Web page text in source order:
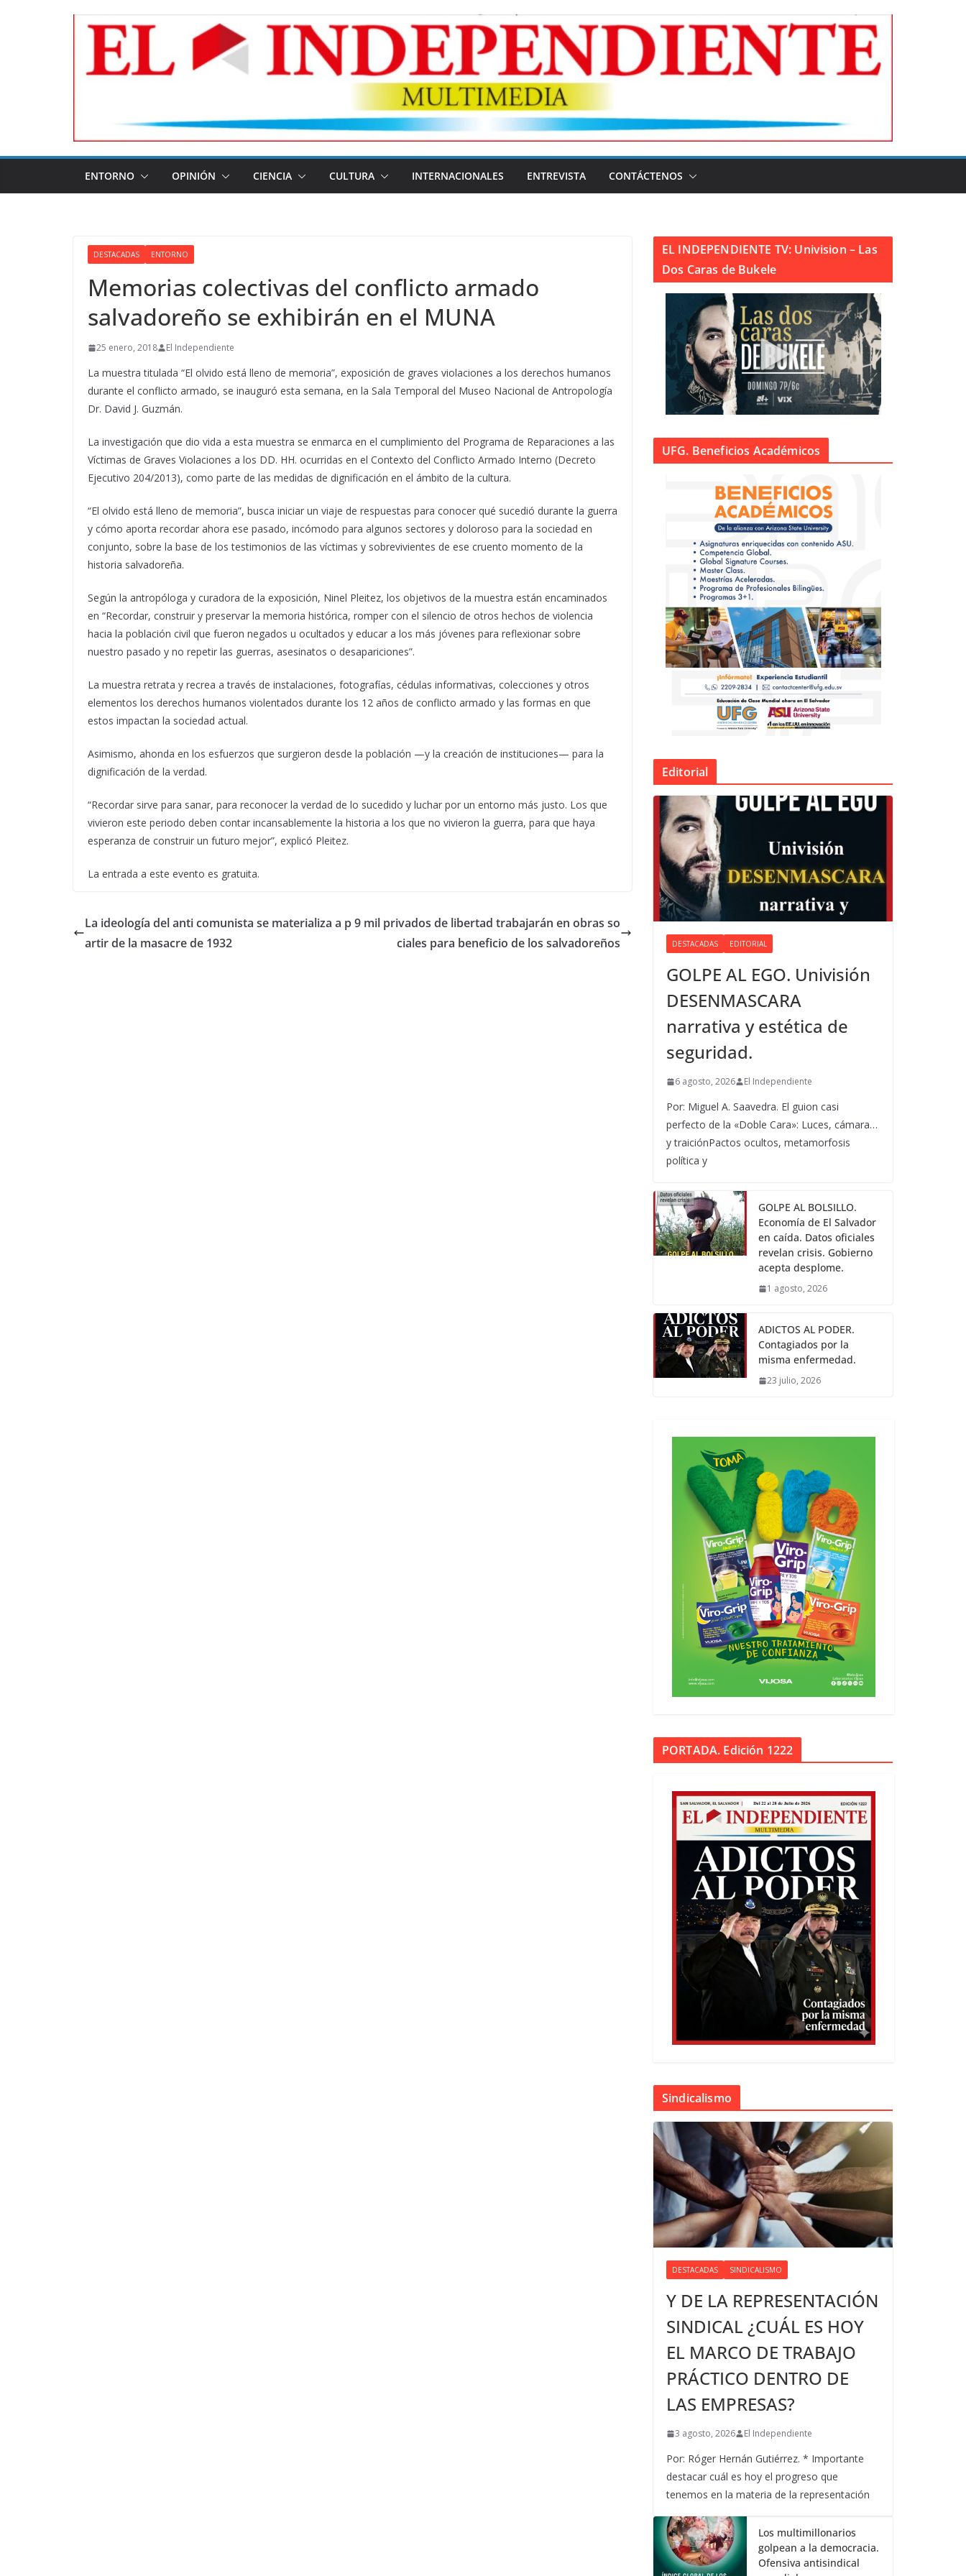
ENTORNO OPINIÓN CIENCIA CULTURA INTERNACIONALES ENTREVISTA CONTÁCTENOS
DESTACADAS ENTORNO
Memorias colectivas del conflicto armado
salvadoreño se exhibirán en el MUNA
25 enero, 2018 El Independiente
La muestra titulada “El olvido está lleno de memoria”, exposición de graves violaciones a los derechos humanos
durante el conflicto armado, se inauguró esta semana, en la Sala Temporal del Museo Nacional de Antropología
Dr. David J. Guzmán.
La investigación que dio vida a esta muestra se enmarca en el cumplimiento del Programa de Reparaciones a las
Víctimas de Graves Violaciones a los DD. HH. ocurridas en el Contexto del Conflicto Armado Interno (Decreto
Ejecutivo 204/2013), como parte de las medidas de dignificación en el ámbito de la cultura.
“El olvido está lleno de memoria”, busca iniciar un viaje de respuestas para conocer qué sucedió durante la guerra
y cómo aporta recordar ahora ese pasado, incómodo para algunos sectores y doloroso para la sociedad en
conjunto, sobre la base de los testimonios de las víctimas y sobrevivientes de ese cruento momento de la
historia salvadoreña.
Según la antropóloga y curadora de la exposición, Ninel Pleitez, los objetivos de la muestra están encaminados
en “Recordar, construir y preservar la memoria histórica, romper con el silencio de otros hechos de violencia
hacia la población civil que fueron negados u ocultados y educar a los más jóvenes para reflexionar sobre
nuestro pasado y no repetir las guerras, asesinatos o desapariciones”.
La muestra retrata y recrea a través de instalaciones, fotografías, cédulas informativas, colecciones y otros
elementos los derechos humanos violentados durante los 12 años de conflicto armado y las formas en que
estos impactan la sociedad actual.
Asimismo, ahonda en los esfuerzos que surgieron desde la población —y la creación de instituciones— para la
dignificación de la verdad.
“Recordar sirve para sanar, para reconocer la verdad de lo sucedido y luchar por un entorno más justo. Los que
vivieron este periodo deben contar incansablemente la historia a los que no vivieron la guerra, para que haya
esperanza de construir un futuro mejor”, explicó Pleitez.
La entrada a este evento es gratuita.
La ideología del anti comunista se materializa a p
artir de la masacre de 1932
9 mil privados de libertad trabajarán en obras so
ciales para beneficio de los salvadoreños
EL INDEPENDIENTE TV: Univision – Las
Dos Caras de Bukele
UFG. Beneficios Académicos
Editorial
DESTACADAS EDITORIAL
GOLPE AL EGO. Univisión
DESENMASCARA
narrativa y estética de
seguridad.
6 agosto, 2026 El Independiente
Por: Miguel A. Saavedra. El guion casi
perfecto de la «Doble Cara»: Luces, cámara…
y traiciónPactos ocultos, metamorfosis
política y
GOLPE AL BOLSILLO.
Economía de El Salvador
en caída. Datos oficiales
revelan crisis. Gobierno
acepta desplome.
1 agosto, 2026
ADICTOS AL PODER.
Contagiados por la
misma enfermedad.
23 julio, 2026
PORTADA. Edición 1222
Sindicalismo
DESTACADAS SINDICALISMO
Y DE LA REPRESENTACIÓN
SINDICAL ¿CUÁL ES HOY
EL MARCO DE TRABAJO
PRÁCTICO DENTRO DE
LAS EMPRESAS?
3 agosto, 2026 El Independiente
Por: Róger Hernán Gutiérrez. * Importante
destacar cuál es hoy el progreso que
tenemos en la materia de la representación
Los multimillonarios
golpean a la democracia.
Ofensiva antisindical